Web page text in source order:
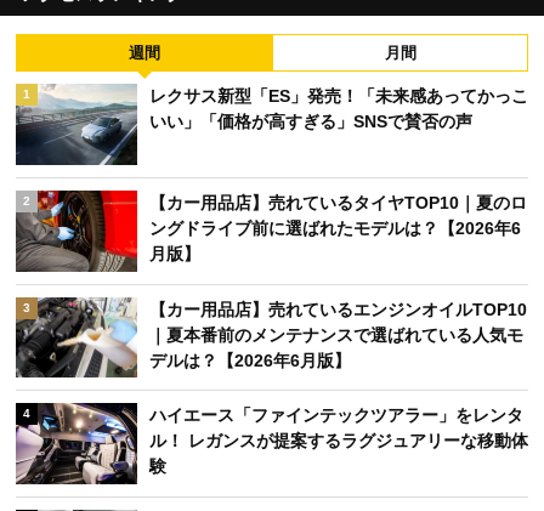
週間 月間
1
レクサス新型「ES」発売！「未来感あってかっこ
いい」「価格が高すぎる」SNSで賛否の声
2
【カー用品店】売れているタイヤTOP10｜夏のロ
ングドライブ前に選ばれたモデルは？【2026年6
月版】
3
【カー用品店】売れているエンジンオイルTOP10
｜夏本番前のメンテナンスで選ばれている人気モ
デルは？【2026年6月版】
4
ハイエース「ファインテックツアラー」をレンタ
ル！ レガンスが提案するラグジュアリーな移動体
験